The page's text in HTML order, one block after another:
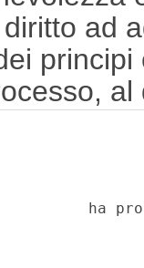
ad
al
Rifiuto
del
non